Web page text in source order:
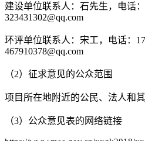
建设单位联系人： 石先生，电话：
323431302@qq.com
环评单位联系人：宋工，电话：
467910378@qq.com
（2）征求意见的公众范围
项目 所在地附近的公民、法人和其
（3）公众意见表的网络链接